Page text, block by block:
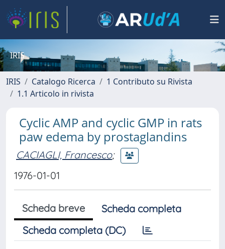
IRIS
IRIS Catalogo Ricerca
1 Contributo su Rivista
1.1 Articolo in rivista
Cyclic AMP and cyclic GMP in rats
paw edema by prostaglandins
CACIAGLI, Francesco;
1976-01-01
Scheda breve
Scheda completa
Scheda completa (DC)